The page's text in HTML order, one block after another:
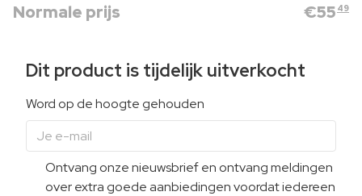
Normale prijs €55 49
Dit product is tijdelijk uitverkocht
Word op de hoogte gehouden
Ontvang onze nieuwsbrief en ontvang meldingen
over extra goede aanbiedingen voordat iedereen